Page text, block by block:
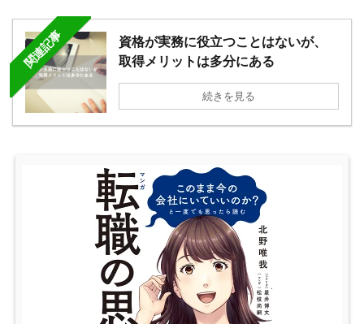
関連記事
資格が実務に役立つことはないが、
取得メリットは多分にある
続きを見る